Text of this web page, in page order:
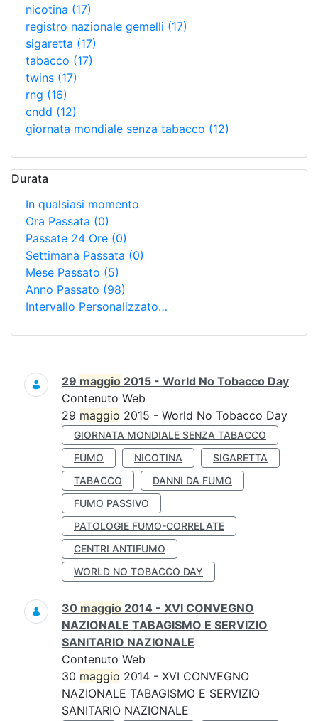
nicotina (17)
registro nazionale gemelli (17)
sigaretta (17)
tabacco (17)
twins (17)
rng (16)
cndd (12)
giornata mondiale senza tabacco (12)
Durata
In qualsiasi momento
Ora Passata (0)
Passate 24 Ore (0)
Settimana Passata (0)
Mese Passato (5)
Anno Passato (98)
Intervallo Personalizzato…
Ricerca
29 maggio 2015 - World No Tobacco Day
Contenuto Web
29 maggio 2015 - World No Tobacco Day
GIORNATA MONDIALE SENZA TABACCO
FUMO
NICOTINA
SIGARETTA
TABACCO
DANNI DA FUMO
FUMO PASSIVO
PATOLOGIE FUMO-CORRELATE
CENTRI ANTIFUMO
WORLD NO TOBACCO DAY
30 maggio 2014 - XVI CONVEGNO
NAZIONALE TABAGISMO E SERVIZIO
SANITARIO NAZIONALE
Contenuto Web
30 maggio 2014 - XVI CONVEGNO
NAZIONALE TABAGISMO E SERVIZIO
SANITARIO NAZIONALE